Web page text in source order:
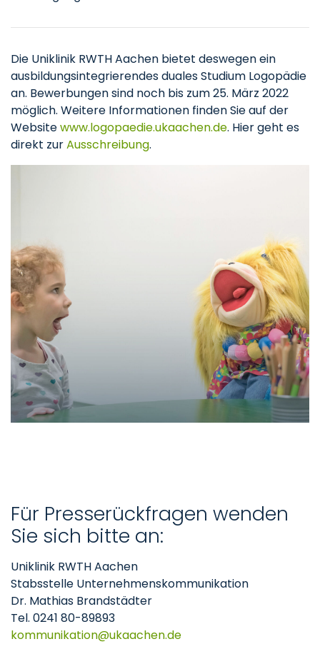
Die Uniklinik RWTH Aachen bietet deswegen ein
ausbildungsintegrierendes duales Studium Logopädie
an. Bewerbungen sind noch bis zum 25. März 2022
möglich. Weitere Informationen finden Sie auf der
Websitewww.logopaedie.ukaachen.de. Hier geht es
direkt zurAusschreibung.
Für Presserückfragen wenden
Sie sich bitte an:
Uniklinik RWTH Aachen
Stabsstelle Unternehmenskommunikation
Dr. Mathias Brandstädter
Tel. 0241 80-89893
kommunikation
ukaachende